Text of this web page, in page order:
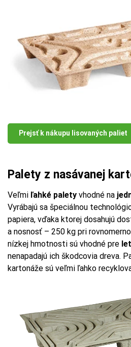
Prejsť k nákupu lisovaných paliet
Palety z nasávanej
Veľmi ľahké palety vhodné na
Vyrábajú sa špeciálnou
papiera, vďaka ktorej dosahujú
a nosnosť – 250 kg pri
nízkej hmotnosti sú vhodné pre
nenapadajú ich škodcovia dreva.
kartonáže sú veľmi ľahko